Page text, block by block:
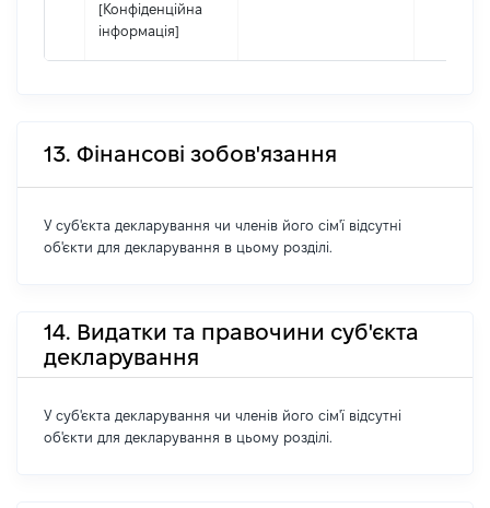
[Конфіденційна
інформація]
13. Фінансові зобов'язання
У суб'єкта декларування чи членів його сім'ї відсутні
об'єкти для декларування в цьому розділі.
14. Видатки та правочини суб'єкта
декларування
У суб'єкта декларування чи членів його сім'ї відсутні
об'єкти для декларування в цьому розділі.